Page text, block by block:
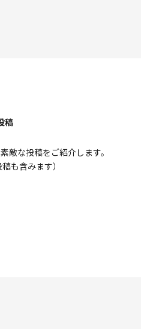
稿
敵な投稿をご紹介します。
も含みます）